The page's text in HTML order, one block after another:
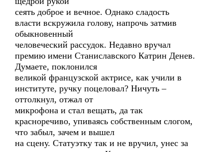
сеять доброе и вечное. Однако сладость
власти вскружила голову, напрочь затмив
обыкновенный
человеческий рассудок. Недавно вручал
премию имени Станиславского Катрин Денев.
Думаете, поклонился
великой французской актрисе, как учили в
институте, ручку поцеловал? Ничуть –
оттолкнул, отжал от
микрофона и стал вещать, да так
красноречиво, упиваясь собственным слогом,
что забыл, зачем и вышел
на сцену. Статуэтку так и не вручил, унес за